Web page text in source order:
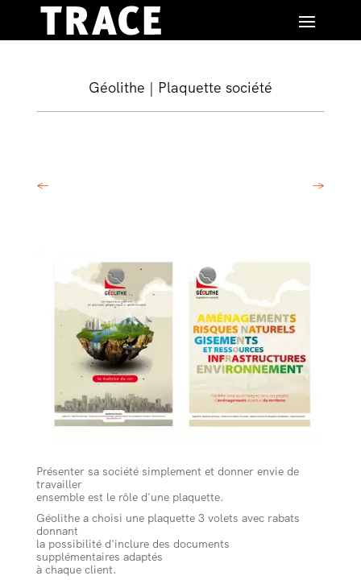
Géolithe | Plaquette société
← →
Présenter sa société simplement et donner envie de
travailler
ensemble est le rôle d'une plaquette.
Géolithe a choisi une plaquette 3 volets avec rabats
donnant
la possibilité d'inclure des documents
supplémentaires adaptés
à chaque client.